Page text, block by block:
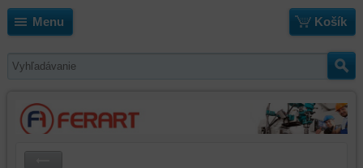
Menu Košík